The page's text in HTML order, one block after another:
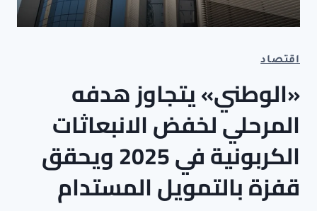
اقتصاد
«الوطني» يتجاوز هدفه
المرحلي لخفض الانبعاثات
الكربونية في 2025 ويحقق
قفزة بالتمويل المستدام